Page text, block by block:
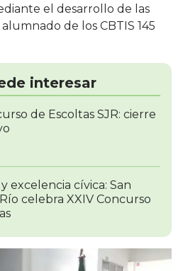
el desarrollo de las
de los CBTIS 145
interesar
de Escoltas SJR: cierre
excelencia cívica: San
celebra XXIV Concurso